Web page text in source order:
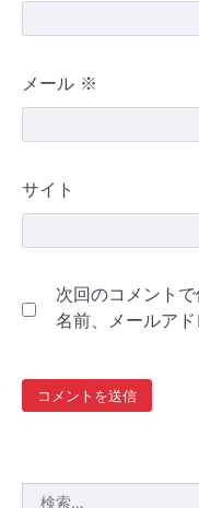
メール ※
サイト
次回のコメント
名前、メールアド